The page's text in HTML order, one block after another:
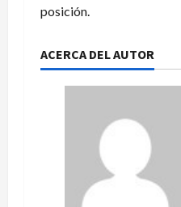
posición.
ACERCA DEL AUTOR